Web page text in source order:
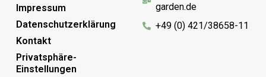
Impressum
Datenschutzerklärung
Kontakt
Privatsphäre-
Einstellungen
garden.de
+49 (0) 421/38658-11